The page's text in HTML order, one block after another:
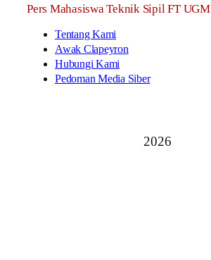
Pers Mahasiswa Teknik Sipil FT UGM
Tentang Kami
Awak Clapeyron
Hubungi Kami
Pedoman Media Siber
2026